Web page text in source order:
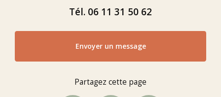
Tél. 06 11 31 50 62
Envoyer un message
Partagez cette page